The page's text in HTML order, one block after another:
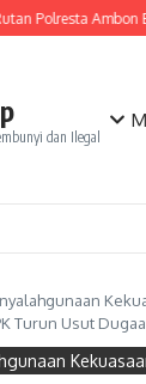
Polresta Ambon
dan Ilegal
Turun Usut